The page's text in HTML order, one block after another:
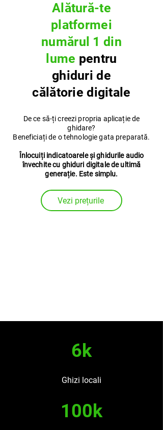
Alătură-te
platformei
numărul 1 din
lume pentru
ghiduri de
călătorie digitale
De ce să-ți creezi propria aplicație de
ghidare?
Beneficiați de o tehnologie gata preparată.
Înlocuiți indicatoarele și ghidurile audio
învechite cu ghiduri digitale de ultimă
generație. Este simplu.
Vezi prețurile
6k
Ghizi locali
100k